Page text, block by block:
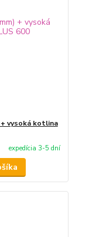
vysoká kotlina
expedícia 3-5 dní